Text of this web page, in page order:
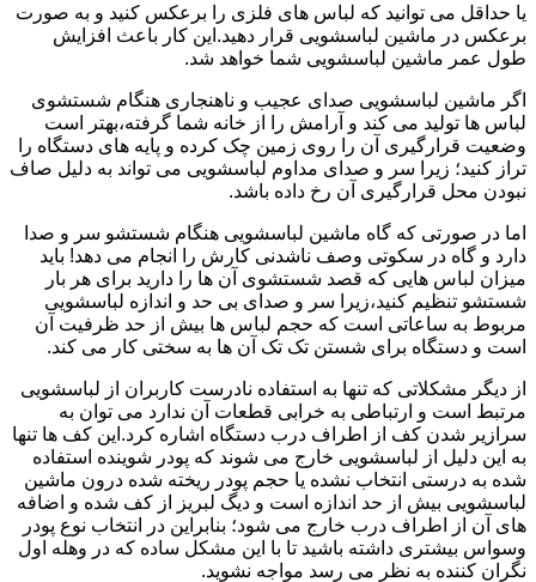
یا حداقل می توانید که لباس های فلزی را برعکس کنید و به صورت
برعکس در ماشین لباسشویی قرار دهید.این کار باعث افزایش
طول عمر ماشین لباسشویی شما خواهد شد.
اگر ماشین لباسشویی صدای عجیب و ناهنجاری هنگام شستشوی
لباس ها تولید می کند و آرامش را از خانه شما گرفته،بهتر است
وضعیت قرارگیری آن را روی زمین چک کرده و پایه های دستگاه را
تراز کنید؛ زیرا سر و صدای مداوم لباسشویی می تواند به دلیل صاف
نبودن محل قرارگیری آن رخ داده باشد.
اما در صورتی که گاه ماشین لباسشویی هنگام شستشو سر و صدا
دارد و گاه در سکوتی وصف ناشدنی کارش را انجام می دهد! باید
میزان لباس هایی که قصد شستشوی آن ها را دارید برای هر بار
شستشو تنظیم کنید،زیرا سر و صدای بی حد و اندازه لباسشویی
مربوط به ساعاتی است که حجم لباس ها بیش از حد ظرفیت آن
است و دستگاه برای شستن تک تک آن ها به سختی کار می کند.
از دیگر مشکلاتی که تنها به استفاده نادرست کاربران از لباسشویی
مرتبط است و ارتباطی به خرابی قطعات آن ندارد می توان به
سرازیر شدن کف از اطراف درب دستگاه اشاره کرد.این کف ها تنها
به این دلیل از لباسشویی خارج می شوند که پودر شوینده استفاده
شده به درستی انتخاب نشده یا حجم پودر ریخته شده درون ماشین
لباسشویی بیش از حد اندازه است و دیگ لبریز از کف شده و اضافه
های آن از اطراف درب خارج می شود؛ بنابراین در انتخاب نوع پودر
وسواس بیشتری داشته باشید تا با این مشکل ساده که در وهله اول
نگران کننده به نظر می رسد مواجه نشوید.